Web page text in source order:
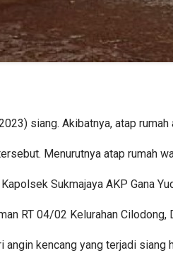
siang. Akibatnya, atap
Menurutnya atap rumah
Sukmajaya AKP Gana
RT 04/02 Kelurahan Cilodong,
kencang yang terjadi siang